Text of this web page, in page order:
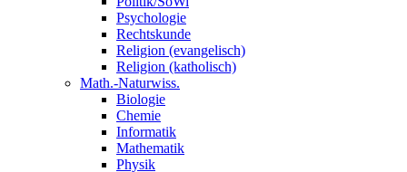
Psychologie
Rechtskunde
Religion (evangelisch)
Religion (katholisch)
Math.-Naturwiss.
Biologie
Chemie
Informatik
Mathematik
Physik